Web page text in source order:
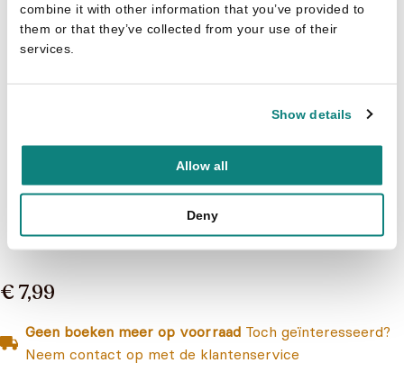
combine it with other information that you’ve provided to
them or that they’ve collected from your use of their
services.
Show details
Allow all
Deny
Gert Verhulst
Nachtwacht: De Geheime Kamer (9%)
(BODN000001
€ 7,99
Geen boeken meer op voorraad Toch geïnteresseerd?
Neem contact op met de klantenservice